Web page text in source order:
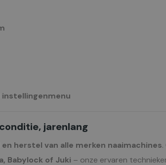
jarenlang
herstel van alle merken naaimachines
Babylock of Juki – onze ervaren